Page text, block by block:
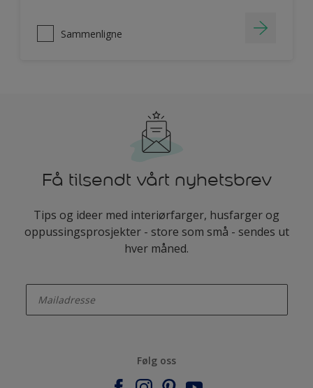
Sammenligne
Få tilsendt vårt nyhetsbrev
Tips og ideer med interiørfarger, husfarger og
oppussingsprosjekter - store som små - sendes ut
hver måned.
Følg oss